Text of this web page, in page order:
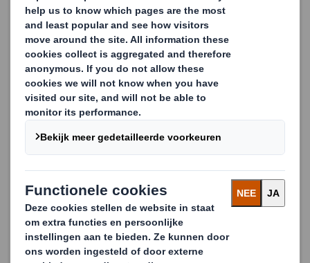
Email
Telefoon
Bedrijfsnaam
Land